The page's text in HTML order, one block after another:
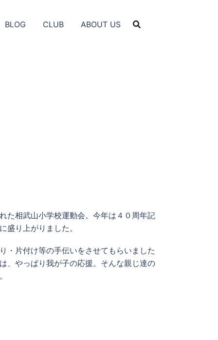
BLOG CLUB ABOUT US
相武山小学校運動会。今年は４０周年記
盛り上がりました。
片付け等の手伝いをさせてもらいました
、やっぱり我が子の応援。そんな親じ達の